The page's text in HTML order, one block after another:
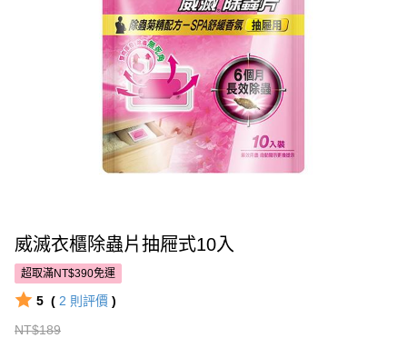
威滅衣櫃除蟲片抽屜式10入
超取滿NT$390免運
5 ( 2 則評價 )
NT$189